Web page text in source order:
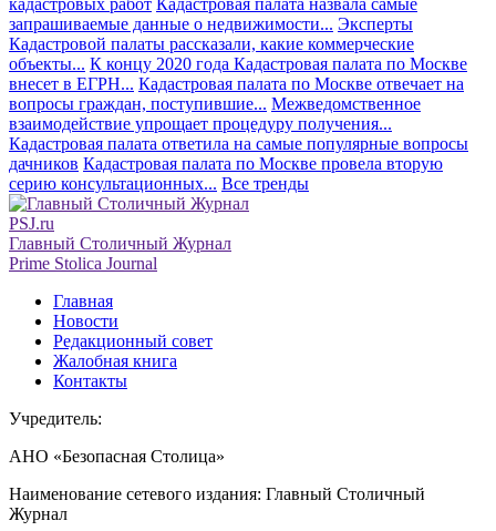
запрашиваемые данные о недвижимости... Эксперты
Кадастровой палаты рассказали, какие коммерческие
объекты... К концу 2020 года Кадастровая палата по Москве
внесет в ЕГРН... Кадастровая палата по Москве отвечает на
вопросы граждан, поступившие... Межведомственное
взаимодействие упрощает процедуру получения...
Кадастровая палата ответила на самые популярные вопросы
дачников Кадастровая палата по Москве провела вторую
серию консультационных... Все тренды
PSJ.ru
Главный Столичный Журнал
Prime Stolica Journal
Главная
Новости
Редакционный совет
Жалобная книга
Контакты
Учредитель:
АНО «Безопасная Столица»
Наименование сетевого издания: Главный Столичный
Журнал